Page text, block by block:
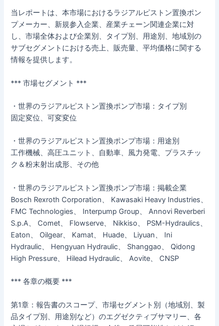
当レポートは、本市場におけるラジアルピストン置換ポン
プメーカー、新規参入企業、産業チェーン関連企業に対
し、市場全体および企業別、タイプ別、用途別、地域別の
サブセグメントにおける売上、販売量、平均価格に関する
情報を提供します。
*** 市場セグメント ***
・世界のラジアルピストン置換ポンプ市場：タイプ別
固定変位、可変変位
・世界のラジアルピストン置換ポンプ市場：用途別
工作機械、高圧ユニット、自動車、風力発電、プラスチッ
ク＆粉末射出成形、その他
・世界のラジアルピストン置換ポンプ市場：掲載企業
Bosch Rexroth Corporation、 Kawasaki Heavy Industries、
FMC Technologies、 Interpump Group、 Annovi Reverberi
S.p.A、 Comet、 Flowserve、 Nikkiso、 PSM-Hydraulics、
Eaton、 Oilgear、 Kamat、 Huade、 Liyuan、 Ini
Hydraulic、 Hengyuan Hydraulic、 Shanggao、 Qidong
High Pressure、 Hilead Hydraulic、 Aovite、 CNSP
*** 各章の概要 ***
第1章：報告書のスコープ、市場セグメント別（地域別、製
品タイプ別、用途別など）のエグゼクティブサマリー、各